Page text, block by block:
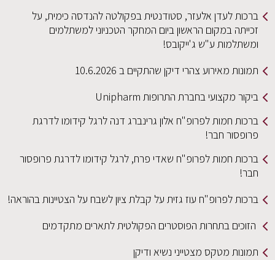
ברכות לעדן אלעזר, סטודנטית בפקולטה להנדסה כימית, על
זכייתה במקום הראשון ביום המחקר הטכניוני למשתלמים
ומשתלמות ע"ש ג'ייקובס!
תמונות מאירוע צהרי דיקן שהתקיים ב 10.6.2026
ביקור מקצועי בחברת התרופות Unipharm
ברכות חמות לפרופ"ח אלון גרינברג דנה לרגל קידומו לדרגת
פרופסור חבר!
ברכות חמות לפרופ"ח שאדי פרח, לרגל קידומו לדרגת פרופסור
חבר!
ברכות לפרופ"ח עוז גזית על קבלת ציון לשבח על הצטיינות בהוראה!
הזוכים בתחרות הפוסטרים הפקולטית לתארים מתקדמים
תמונות מטקס מצטייני נשיא ודיקן